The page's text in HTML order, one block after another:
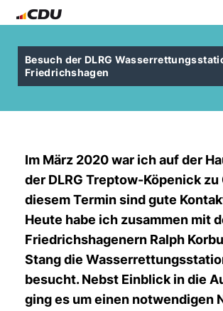
Besuch der DLRG
Friedrichshagen
Im März 2020 war ich auf der
der DLRG Treptow-Köpenick zu
diesem Termin sind gute
Heute habe ich zusammen mit
Friedrichshagenern Ralph
Stang die
besucht. Nebst Einblick in die
ging es um einen notwendigen